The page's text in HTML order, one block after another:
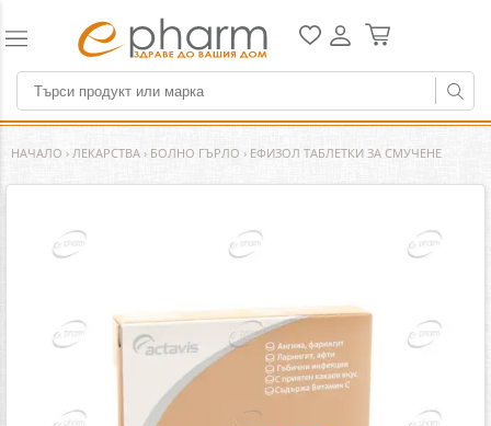
НАЧАЛО › ЛЕКАРСТВА › БОЛНО ГЪРЛО › ЕФИЗОЛ ТАБЛЕТКИ ЗА СМУЧЕНЕ